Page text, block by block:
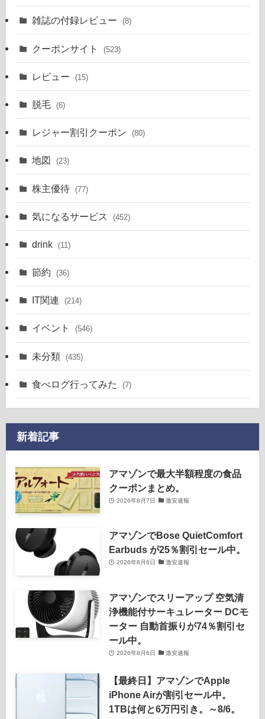
雑誌の付録レビュー (8)
クーポンサイト (523)
レビュー (15)
脱毛 (6)
レジャー割引クーポン (80)
地図 (23)
株主優待 (77)
気になるサービス (452)
drink (11)
節約 (36)
IT関連 (214)
イベント (546)
未分類 (435)
食べログ行ってみた (7)
新着記事
アマゾンで最大半額程度の食品
クーポンまとめ。
2026年8月7日 激安速報
アマゾンでBose QuietComfort
Earbuds が25％割引セール中。
2026年8月6日 激安速報
アマゾンでスリーアップ 空気清
浄機能付サーキュレーター DCモ
ーター 自動首振りが74％割引セ
ール中。
2026年8月6日 激安速報
【最終日】アマゾンでApple
iPhone Airが割引セール中。
1TBは何と6万円引き。～8/6。